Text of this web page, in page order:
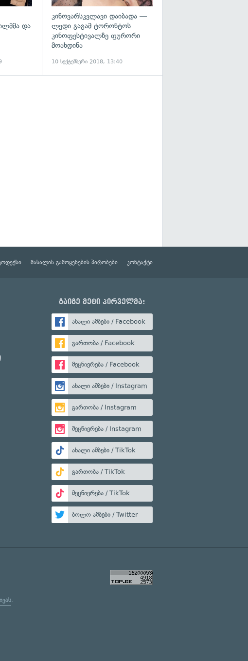
და
კინოვარსკვლავი დაიბადა —
ლედი გაგამ ტორონტოს
კინოფესტივალზე ფურორი
მოახდინა
10 სექტემბერი 2018, 13:40
მასალის გამოყენების პირობები კონტაქტი
გაიგე მეტი პირველმა:
ახალი ამბები / Facebook
გართობა / Facebook
მეცნიერება / Facebook
ახალი ამბები / Instagram
გართობა / Instagram
მეცნიერება / Instagram
ახალი ამბები / TikTok
გართობა / TikTok
მეცნიერება / TikTok
ბოლო ამბები / Twitter
.